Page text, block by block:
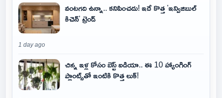
వంటగది ఉన్నా.. కనిపించదు! ఇదే కొత్త 'ఇన్విజిబుల్
కిచెన్' ట్రెండ్
1 day ago
చిన్న ఇళ్ల కోసం బెస్ట్ ఐడియా.. ఈ 10 హ్యాంగింగ్
ప్లాంట్స్‌తో ఇంటికి కొత్త లుక్!